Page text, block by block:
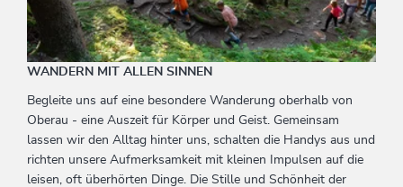
WANDERN MIT ALLEN SINNEN
Begleite uns auf eine besondere Wanderung oberhalb von
Oberau - eine Auszeit für Körper und Geist. Gemeinsam
lassen wir den Alltag hinter uns, schalten die Handys aus und
richten unsere Aufmerksamkeit mit kleinen Impulsen auf die
leisen, oft überhörten Dinge. Die Stille und Schönheit der